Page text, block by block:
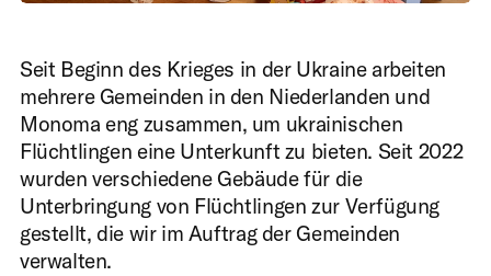
Seit Beginn des Krieges in der Ukraine arbeiten
mehrere Gemeinden in den Niederlanden und
Monoma eng zusammen, um ukrainischen
Flüchtlingen eine Unterkunft zu bieten. Seit 2022
wurden verschiedene Gebäude für die
Unterbringung von Flüchtlingen zur Verfügung
gestellt, die wir im Auftrag der Gemeinden
verwalten.
Jedes Gebäude ist anders.
Deshalb betrachten wir gemeinsam mit Ihnen Ihre
spezifische Situation, die Herausforderungen und
mögliche Lösungen. Sie erhalten einen klaren Plan und
einen einzigen Ansprechpartner.
Vollständiger Name *